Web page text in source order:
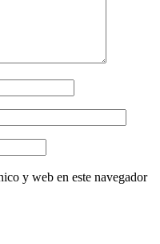
y web en este navegador